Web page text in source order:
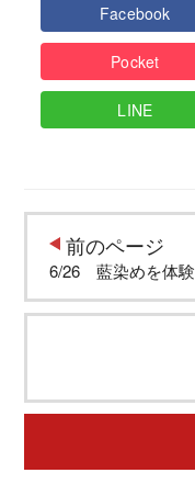
Facebook
Pocket
LINE
前のページ
6/26 藍染めを体験